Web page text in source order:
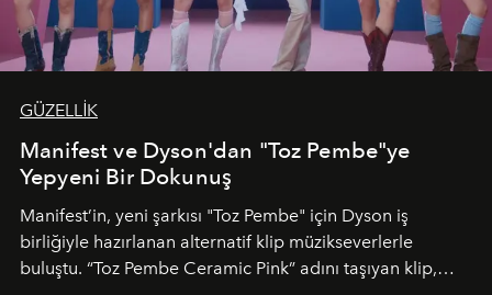
GÜZELLİK
Manifest ve Dyson'dan "Toz Pembe"ye
Yepyeni Bir Dokunuş
Manifest’in, yeni şarkısı "Toz Pembe" için Dyson iş
birliğiyle hazırlanan alternatif klip müzikseverlerle
buluştu. “Toz Pembe Ceramic Pink” adını taşıyan klip,